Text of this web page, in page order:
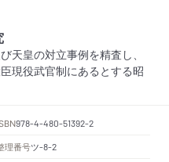
天皇の対立事例を精査し、
現役武官制にあるとする昭
978-4-480-51392-2
理番号ツ-8-2